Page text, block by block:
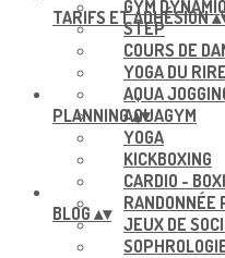
GYM
STEP
COURS DE
YOGA DU RIRE
AQUA
AQUAGYM
YOGA
KICKBOXING
CARDIO -
RANDONNÉE
JEUX DE
TARIFS ET ADHÉSION▴
PLANNING▴▾
BLOG ▴▾